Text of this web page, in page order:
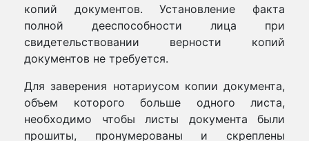
копий документов. Установление факта
полной дееспособности лица при
свидетельствовании верности копий
документов не требуется.
Для заверения нотариусом копии документа,
объем которого больше одного листа,
необходимо чтобы листы документа были
прошиты, пронумерованы и скреплены